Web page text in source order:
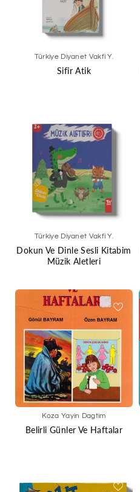
Türkiye Diyanet Vakfi Y.
Sifir Atik
Türkiye Diyanet Vakfi Y.
Dokun Ve Dinle Sesli Kitabim
Müzik Aletleri
Koza Yayin Dagtim
Belirli Günler Ve Haftalar